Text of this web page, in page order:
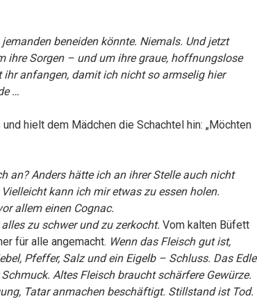
beneiden könnte. Niemals. Und jetzt
ihre Sorgen – und um ihre graue, hoffnungslose
anfangen, damit ich nicht so armselig hier
…
hielt dem Mädchen die Schachtel hin: „Möchten
an? Anders hätte ich an ihrer Stelle auch nicht
kann ich mir etwas zu essen holen.
allem einen Cognac.
zu schwer und zu zerkocht. Vom kalten Büfett
für alle angemacht. Wenn das Fleisch gut ist,
Pfeffer, Salz und ein Eigelb – Schluss. Das Edle
Altes Fleisch braucht schärfere Gewürze.
Tatar anmachen beschäftigt. Stillstand ist Tod.